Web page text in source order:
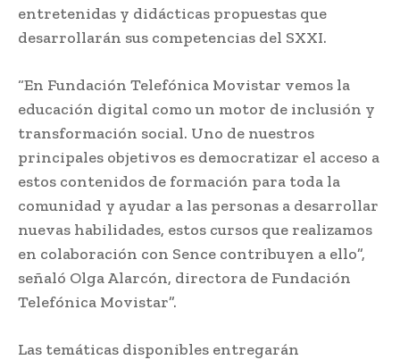
entretenidas y didácticas propuestas que
desarrollarán sus competencias del SXXI.
“En Fundación Telefónica Movistar vemos la
educación digital como un motor de inclusión y
transformación social. Uno de nuestros
principales objetivos es democratizar el acceso a
estos contenidos de formación para toda la
comunidad y ayudar a las personas a desarrollar
nuevas habilidades, estos cursos que realizamos
en colaboración con Sence contribuyen a ello”,
señaló Olga Alarcón, directora de Fundación
Telefónica Movistar”.
Las temáticas disponibles entregarán